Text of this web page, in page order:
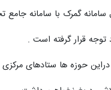
گمرک با سامانه جامع
قرار گرفته است .
حوزه ها ستادهای مرکزی و